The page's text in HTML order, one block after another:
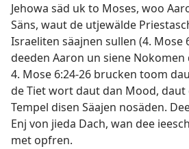
Jehowa säd uk to Moses, woo
Säns, waut de utjewälde
Israeliten säajnen sullen (4. Mose
deeden Aaron un siene Nokomen
4. Mose 6:24-26 brucken toom
de Tiet wort daut dan Mood, daut
Tempel disen Säajen nosäden.
Enj von jieda Dach, wan dee
met opfren.